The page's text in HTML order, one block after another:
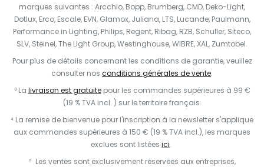
marques suivantes : Arcchio, Bopp, Brumberg, CMD, Deko-Light,
Dotlux, Erco, Escale, EVN, Glamox, Juliana, LTS, Lucande, Paulmann,
Performance in Lighting, Philips, Regent, Ribag, RZB, Schuller, Siteco,
SLV, Steinel, The Light Group, Westinghouse, WIBRE, XAL, Zumtobel.
Pour plus de détails concernant les conditions de garantie, veuillez
consulter nos conditions générales de vente.
³ La livraison est gratuitepour les commandes supérieures à 99 €
(19 % TVA incl. ) sur le territoire français.
⁴ La remise de bienvenue pour l'inscription à la newsletter s'applique
aux commandes supérieures à 150 € (19 % TVA incl.), les marques
exclues sont listées ici.
⁵ Les ventes sont exclusivement réservées aux entreprises,